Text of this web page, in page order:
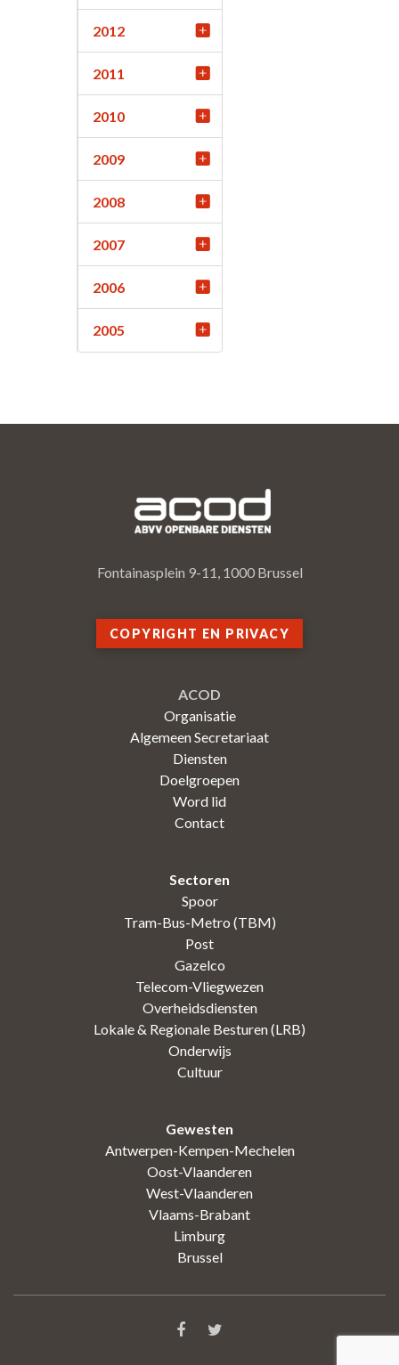
2012
2011
2010
2009
2008
2007
2006
2005
Fontainasplein 9-11, 1000 Brussel
COPYRIGHT EN PRIVACY
ACOD
Organisatie
Algemeen Secretariaat
Diensten
Doelgroepen
Word lid
Contact
Sectoren
Spoor
Tram-Bus-Metro (TBM)
Post
Gazelco
Telecom-Vliegwezen
Overheidsdiensten
Lokale & Regionale Besturen (LRB)
Onderwijs
Cultuur
Gewesten
Antwerpen-Kempen-Mechelen
Oost-Vlaanderen
West-Vlaanderen
Vlaams-Brabant
Limburg
Brussel